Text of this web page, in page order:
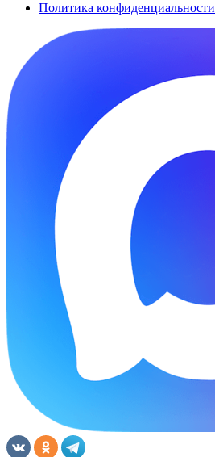
Политика конфиденциальности